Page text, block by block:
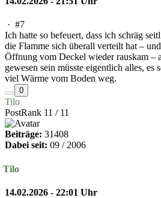
· #7
Ich hatte so befeuert, dass ich schräg
die Flamme sich überall verteilt hat –
Öffnung vom Deckel wieder rauskam –
gewesen sein müsste eigentlich alles, es
viel Wärme vom Boden weg.
0
Tilo
PostRank 11 / 11
Beiträge: 31408
Dabei seit: 09 / 2006
Tilo
14.02.2026 - 22:01 Uhr